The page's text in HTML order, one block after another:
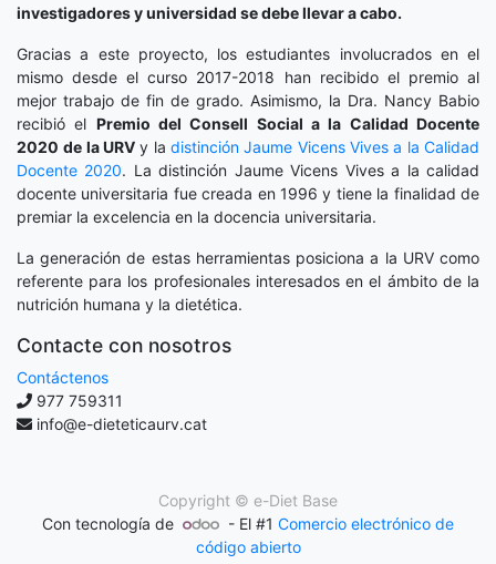
investigadores y universidad se debe llevar a cabo.
Gracias a este proyecto, los estudiantes involucrados en el
mismo desde el curso 2017-2018 han recibido el premio al
mejor trabajo de fin de grado. Asimismo, la Dra. Nancy Babio
recibió el Premio del Consell Social a la Calidad Docente
2020 de la URV y ladistinción Jaume Vicens Vives a la Calidad
Docente 2020. La distinción Jaume Vicens Vives a la calidad
docente universitaria fue creada en 1996 y tiene la finalidad de
premiar la excelencia en la docencia universitaria.
La generación de estas herramientas posiciona a la URV como
referente para los profesionales interesados en el ámbito de la
nutrición humana y la dietética.
Contacte con nosotros
Contáctenos
977 759311
info@e-dieteticaurv.cat
Copyright © e-Diet Base
Con tecnología de
- El #1 Comercio electrónico de
código abierto